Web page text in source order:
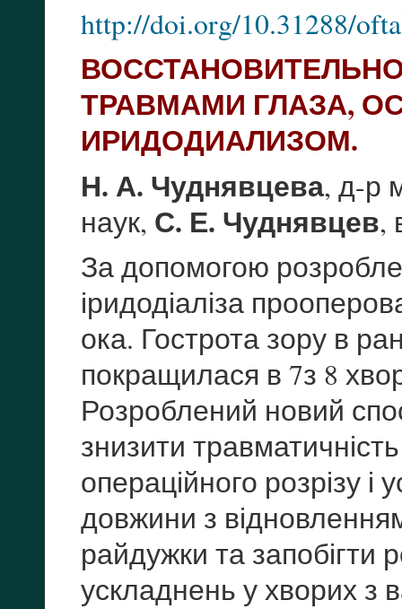
http://doi.org/10.31288/
ТРАВМАМИ ГЛАЗА,
ИРИДОДИАЛИЗОМ.
Н. А. Чуднявцева, д-р
наук, С. Е. Чуднявцев,
За допомогою
іридодіаліза
ока. Гострота зору в
покращилася в 7з 8
Розроблений новий
знизити
операційного розрізу і
довжини з
райдужки та запобігти
ускладнень у хворих з